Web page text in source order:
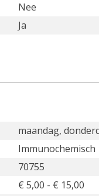
Nee
Ja
maandag,
Immunochemisch
70755
€ 5,00 - € 15,00